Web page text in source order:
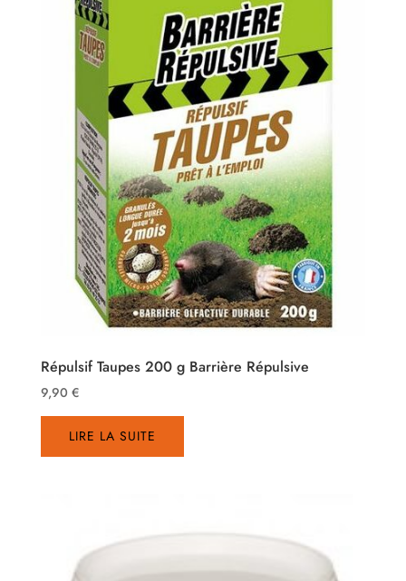
Répulsif Taupes 200 g Barrière Répulsive
9,90 €
LIRE LA SUITE